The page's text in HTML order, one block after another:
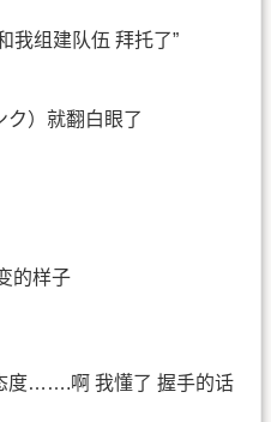
我组建队伍 拜托了”
ク）就翻白眼了
的样子
度…….啊 我懂了 握手的话